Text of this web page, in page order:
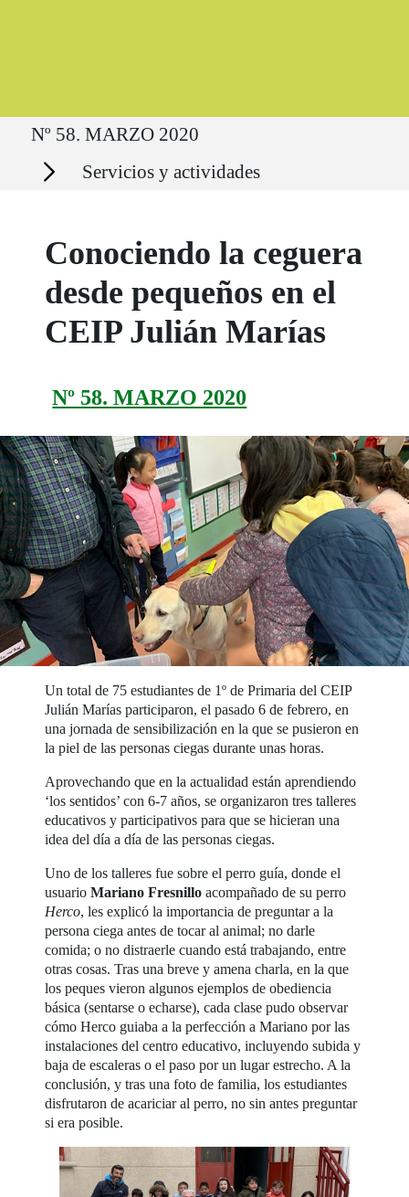
Ruta del sitio
Nº 58. MARZO 2020
Secciones Servicios y actividades
Conociendo la ceguera
desde pequeños en el
CEIP Julián Marías
Nº 58. MARZO 2020
Un total de 75 estudiantes de 1º de Primaria del CEIP
Julián Marías participaron, el pasado 6 de febrero, en
una jornada de sensibilización en la que se pusieron en
la piel de las personas ciegas durante unas horas.
Aprovechando que en la actualidad están aprendiendo
‘los sentidos’ con 6-7 años, se organizaron tres talleres
educativos y participativos para que se hicieran una
idea del día a día de las personas ciegas.
Uno de los talleres fue sobre el perro guía, donde el
usuarioMariano Fresnillo acompañado de su perro
Herco, les explicó la importancia de preguntar a la
persona ciega antes de tocar al animal; no darle
comida; o no distraerle cuando está trabajando, entre
otras cosas. Tras una breve y amena charla, en la que
los peques vieron algunos ejemplos de obediencia
básica (sentarse o echarse), cada clase pudo observar
cómo Herco guiaba a la perfección a Mariano por las
instalaciones del centro educativo, incluyendo subida y
baja de escaleras o el paso por un lugar estrecho. A la
conclusión, y tras una foto de familia, los estudiantes
disfrutaron de acariciar al perro, no sin antes preguntar
si era posible.